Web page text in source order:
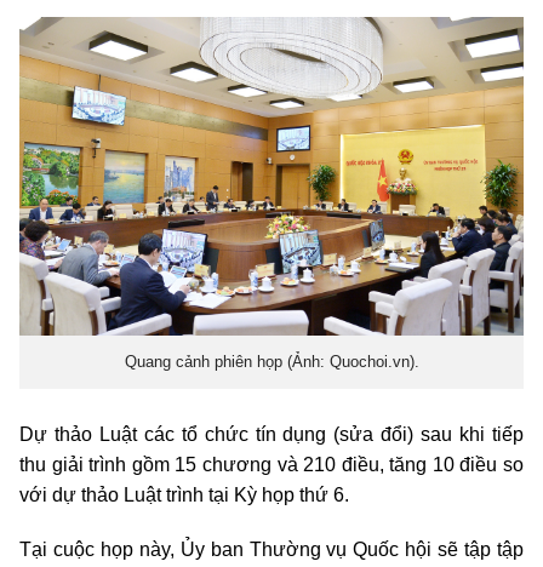
Quang cảnh phiên họp (Ảnh: Quochoi.vn).
Dự thảo Luật các tổ chức tín dụng (sửa đổi) sau khi tiếp
thu giải trình gồm 15 chương và 210 điều, tăng 10 điều so
với dự thảo Luật trình tại Kỳ họp thứ 6.
Tại cuộc họp này, Ủy ban Thường vụ Quốc hội sẽ tập tập